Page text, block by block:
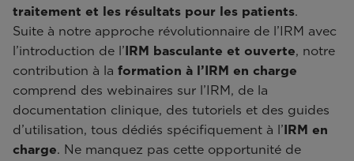
traitement et les résultats pour les patients.
Suite à notre approche révolutionnaire de l’IRM avec
l’introduction de l’IRM basculante et ouverte, notre
contribution à la formation à l’IRM en charge
comprend des webinaires sur l’IRM, de la
documentation clinique, des tutoriels et des guides
d’utilisation, tous dédiés spécifiquement à l’IRM en
charge. Ne manquez pas cette opportunité de